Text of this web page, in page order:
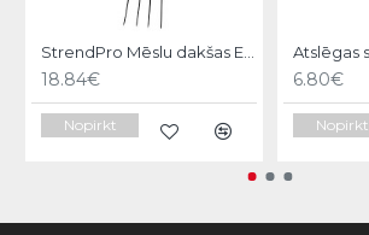
StrendPro Mēslu dakšas ErgoLine1200
18.84€
Nopirkt
6.80€
Nopirkt